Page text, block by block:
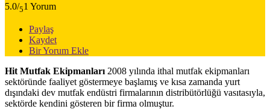
5.0/51 Yorum
Paylaş
Kaydet
Bir Yorum Ekle
Hit Mutfak Ekipmanları 2008 yılında ithal mutfak ekipmanları
sektöründe faaliyet göstermeye başlamış ve kısa zamanda yurt
dışındaki dev mutfak endüstri firmalarının distribütörlüğü vasıtasıyla,
sektörde kendini gösteren bir firma olmuştur.